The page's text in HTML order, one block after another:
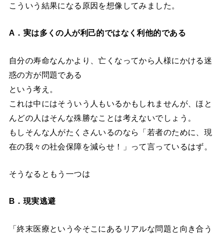
こういう結果になる原因を想像してみました。
A．実は多くの人が利己的ではなく利他的である
自分の寿命なんかより、亡くなってから人様にかける迷
惑の方が問題である
という考え。
これは中にはそういう人もいるかもしれませんが、ほと
んどの人はそんな殊勝なことは考えないでしょう。
もしそんな人がたくさんいるのなら「若者のために、現
在の我々の社会保障を減らせ！」って言っているはず。
そうなるともう一つは
B．現実逃避
「終末医療という今そこにあるリアルな問題と向き合う